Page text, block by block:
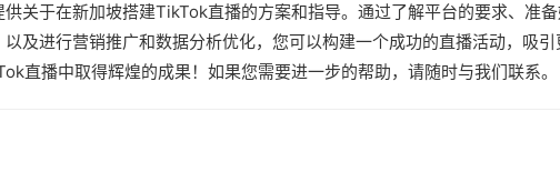
关于在新加坡搭建TikTok直播的方案和指导。通过了解平台的要求、准
及进行营销推广和数据分析优化，您可以构建一个成功的直播活动，吸引
直播中取得辉煌的成果！如果您需要进一步的帮助，请随时与我们联系。